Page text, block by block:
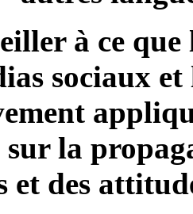
à ce
sociaux
la
et des